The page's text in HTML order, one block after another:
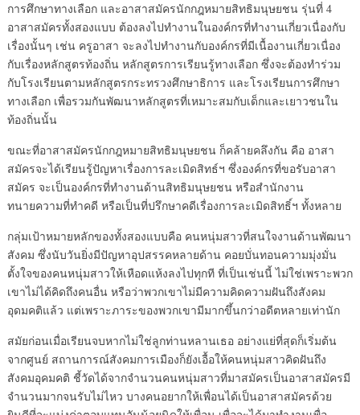
การศึกษาทางเลือก และอาสาสมัครนักกฎหมายสิทธิมนุษยชน รุ่นที่ 4
อาสาสมัครทั้งสองแบบ ต้องลงไปทำงานในองค์กรที่ทำงานเกี่ยวเนื่องกับ
เรื่องนั้นๆ เช่น ครูอาสา จะลงไปทำงานกับองค์กรที่มีเนื้องานเกี่ยวเนื่อง
กับเรื่องหลักสูตรท้องถิ่น หลักสูตรการเรียนรู้ทางเลือก ซึ่งจะต้องทำร่วม
กับโรงเรียนตามหลักสูตรกระทรวงศึกษาธิการ และโรงเรียนการศึกษา
ทางเลือก เพื่อรวมกันพัฒนาหลักสูตรที่เหมาะสมกับเด็กและเยาวชนใน
ท้องถิ่นนั้น
ขณะที่อาสาสมัครนักกฎหมายสิทธิมนุษยชน ก็คล้ายคลึงกัน คือ อาสา
สมัครจะได้เรียนรู้ปัญหาเรื่องการละเมิดสิทธ์ฯ ซึ่งองค์กรที่ขอรับอาสา
สมัคร จะเป็นองค์กรที่ทำงานด้านสิทธิมนุษยชน หรือสำนักงาน
ทนายความที่ทำคดี หรือเป็นที่ปรึกษาคดีเรื่องการละเมิดสิทธิ์ฯ ทั้งหลาย
กลุ่มเป้าหมายหลักของทั้งสองแบบคือ คนหนุ่มสาวที่สนใจงานด้านพัฒนา
สังคม ซึ่งนับวันยิ่งมีปัญหาอุปสรรคหลายด้าน คอยบั่นทอนความมุ่งมั่น
ตั้งใจของคนหนุ่มสาวให้เหือดแห้งลงไปทุกที ที่เป็นเช่นนี้ ไม่ใช่เพราะพวก
เขาไม่ได้คิดถึงคนอื่น หรือว่าพวกเขาไม่มีความคิดความฝันถึงสังคม
อุดมคติแล้ว แต่เพราะภาระของพวกเขามีมากขึ้นกว่าอดีตหลายเท่านัก
สมัยก่อนเมื่อเรียนจบหากไม่ใช่ลูกท่านหลานเธอ อย่างแย่ที่สุดก็เริ่มต้น
จากศูนย์ สถานการณ์สังคมการเมืองก็ยังเอื้อให้คนหนุ่มสาวคิดฝันถึง
สังคมอุคมคติ ชี้วัดได้จากจำนวนคนหนุ่มสาวที่มาสมัครเป็นอาสาสมัครมี
จำนวนมากจนรับไม่ไหว บางคนอยากให้เพื่อนได้เป็นอาสาสมัครด้วย